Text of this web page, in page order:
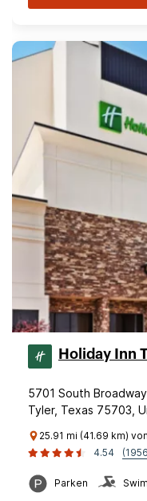
Holiday Inn
5701 South Broadway
Tyler, Texas 75703,
25.91 mi (41.69 km)
4.54
Parken